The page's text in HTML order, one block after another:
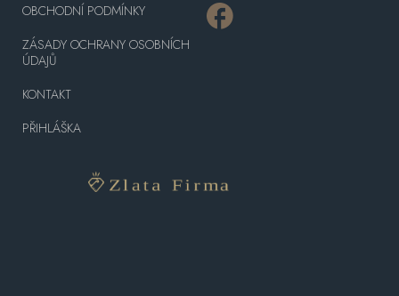
OBCHODNÍ PODMÍNKY
ZÁSADY OCHRANY OSOBNÍCH
ÚDAJŮ
KONTAKT
PŘIHLÁŠKA